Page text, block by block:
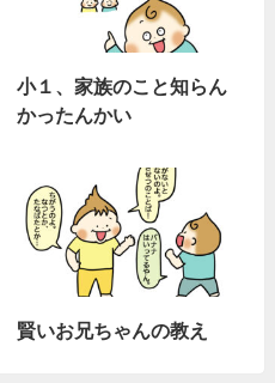
小１、家族のこと知らん
かったんかい
賢いお兄ちゃんの教え